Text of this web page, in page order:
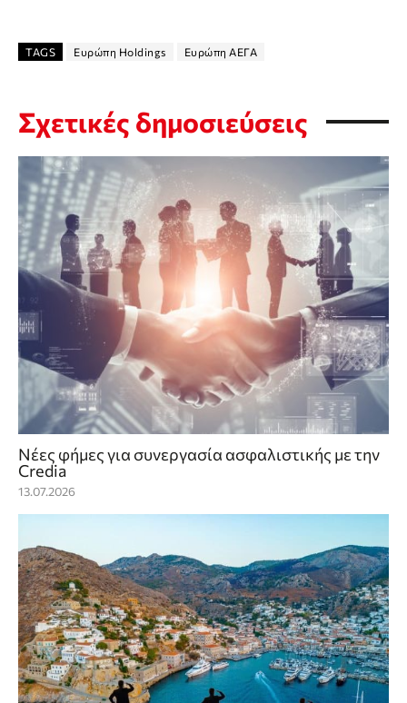
TAGS Ευρώπη Holdings Ευρώπη ΑΕΓΑ
Σχετικές δημοσιεύσεις
Νέες φήμες για συνεργασία ασφαλιστικής με την
Credia
13.07.2026